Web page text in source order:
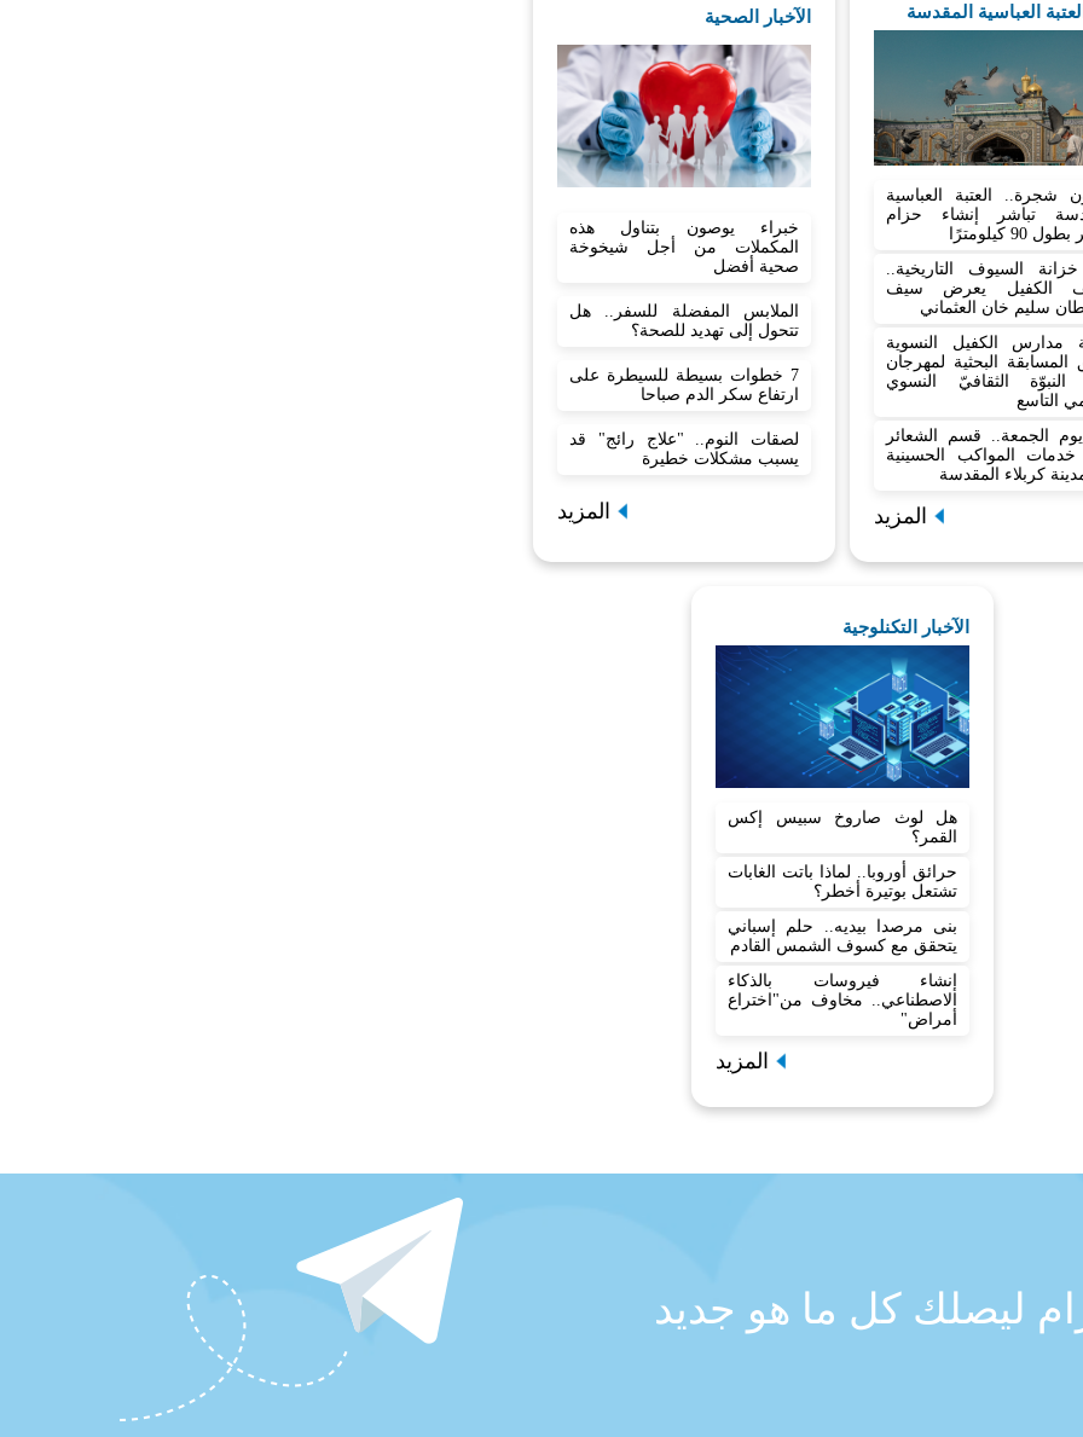
العباسية المقدسة
شجرة.. العتبة العباسية
تباشر إنشاء حزام
90 كيلومترًا
السيوف التاريخية..
الكفيل يعرض سيف
سليم خان العثماني
مدارس الكفيل النسوية
المسابقة البحثية لمهرجان
الثقافيّ النسوي
التاسع
الجمعة.. قسم الشعائر
خدمات المواكب الحسينية
كربلاء المقدسة
المزيد
الآخبار الصحية
خبراء يوصون بتناول هذه
المكملات من أجل شيخوخة
صحية أفضل
الملابس المفضلة للسفر.. هل
تتحول إلى تهديد للصحة؟
7 خطوات بسيطة للسيطرة على
ارتفاع سكر الدم صباحا
لصقات النوم.. "علاج رائج" قد
يسبب مشكلات خطيرة
المزيد
الآخبار التكنلوجية
هل لوث صاروخ سبيس إكس
القمر؟
حرائق أوروبا.. لماذا باتت الغابات
تشتعل بوتيرة أخطر؟
بنى مرصدا بيديه.. حلم إسباني
يتحقق مع كسوف الشمس القادم
إنشاء فيروسات بالذكاء
الاصطناعي.. مخاوف من"اختراع
أمراض"
المزيد
ليصلك كل ما هو جديد